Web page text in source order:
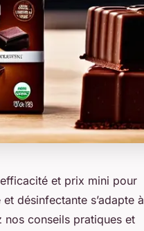
et prix mini pour
désinfectante s’adapte à
conseils pratiques et